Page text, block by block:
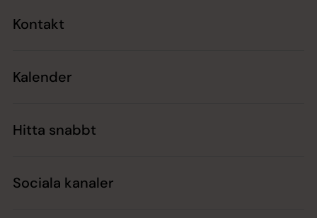
Kontakt
Kalender
Hitta snabbt
Sociala kanaler